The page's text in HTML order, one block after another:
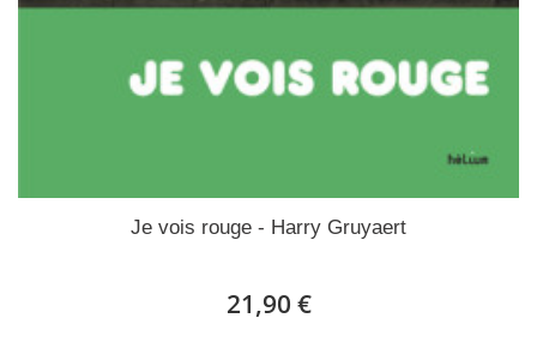
Je vois rouge - Harry Gruyaert
21,90 €